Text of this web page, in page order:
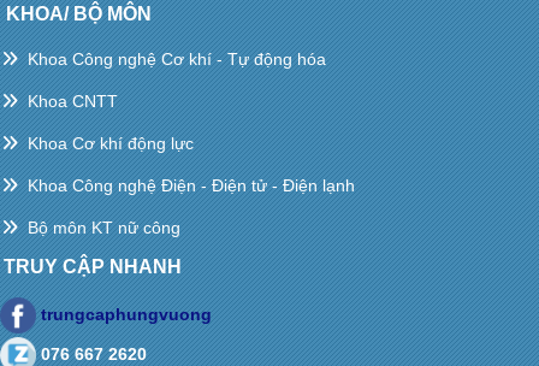
KHOA/ BỘ MÔN
Khoa Công nghệ Cơ khí - Tự động hóa
Khoa CNTT
Khoa Cơ khí động lực
Khoa Công nghệ Điện - Điện tử - Điện lạnh
Bộ môn KT nữ công
TRUY CẬP NHANH
trungcaphungvuong
076 667 2620